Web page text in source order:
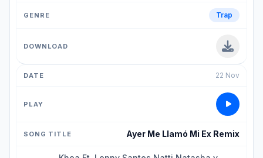
Trap
22 Nov
Ayer Me Llamó Mi Ex Remix